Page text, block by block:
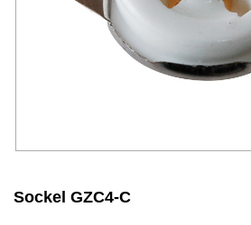
Sockel GZC4-C